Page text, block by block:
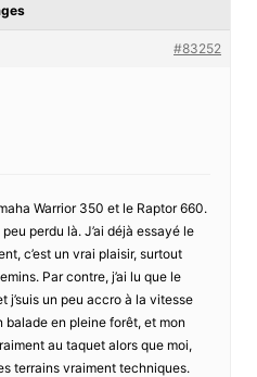
#83252
Warrior 350 et le Raptor 660.
perdu là. J’ai déjà essayé le
c’est un vrai plaisir, surtout
Par contre, j’ai lu que le
j’suis un peu accro à la vitesse
balade en pleine forêt, et mon
au taquet alors que moi,
terrains vraiment techniques.